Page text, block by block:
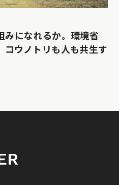
みになれるか。環境省
コウノトリも人も共生す